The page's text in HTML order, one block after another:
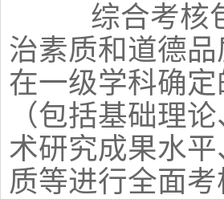
综合考核包
治素质和道德
在一级学科确
（包括基础理
术研究成果水
质等进行全面考